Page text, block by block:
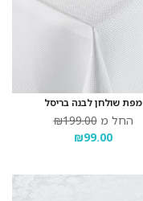
מפת שולחן לבנה בריסל
החל מ ₪199.00
₪99.00